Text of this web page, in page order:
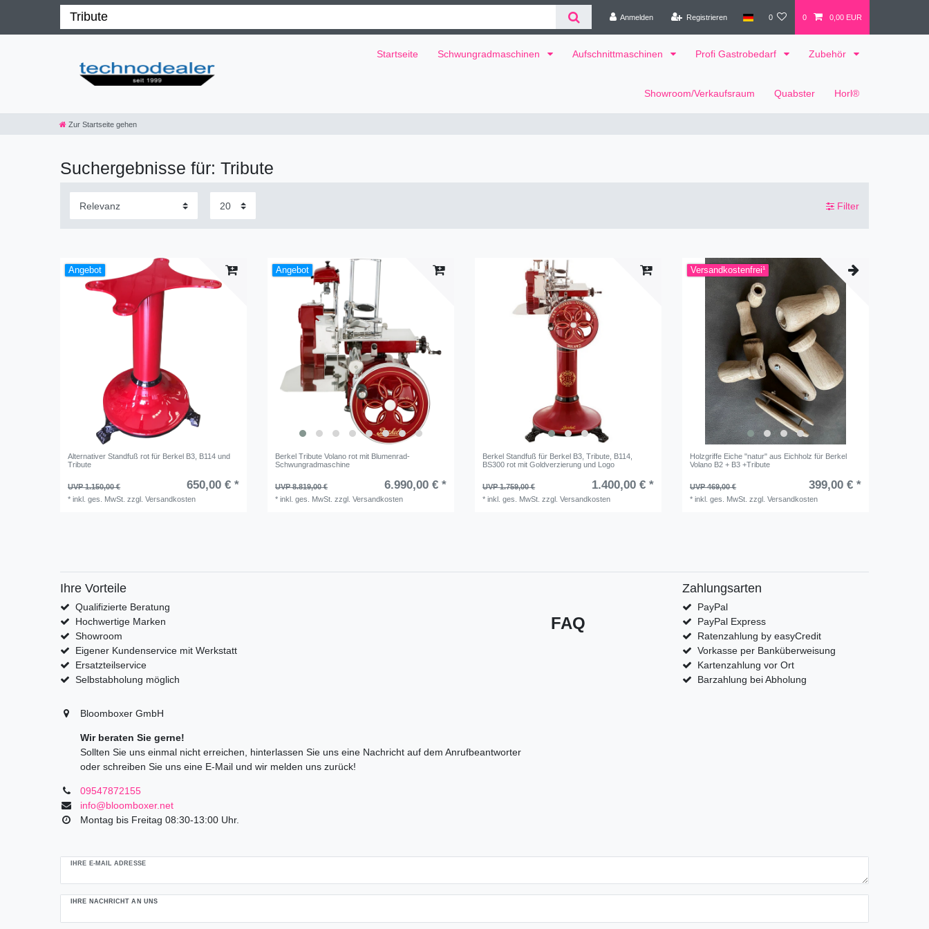
Anmelden Registrieren 0 0 0,00 EUR
Startseite Schwungradmaschinen Aufschnittmaschinen Profi Gastrobedarf Zubehör
Showroom/Verkaufsraum Quabster Horl®
Zur Startseite gehen
Suchergebnisse für: Tribute
Filter
Angebot
Alternativer Standfuß rot für Berkel B3, B114 und
Tribute
UVP 1.150,00 € 650,00 € *
*inkl. ges. MwSt. zzgl.Versandkosten
Angebot
Berkel Tribute Volano rot mit Blumenrad-
Schwungradmaschine
UVP 8.819,00 € 6.990,00 € *
*inkl. ges. MwSt. zzgl.Versandkosten
Berkel Standfuß für Berkel B3, Tribute, B114,
BS300 rot mit Goldverzierung und Logo
UVP 1.759,00 € 1.400,00 € *
*inkl. ges. MwSt. zzgl.Versandkosten
Versandkostenfrei¹
Holzgriffe Eiche "natur" aus Eichholz für Berkel
Volano B2 + B3 +Tribute
UVP 469,00 € 399,00 € *
*inkl. ges. MwSt. zzgl.Versandkosten
Ihre Vorteile
Qualifizierte Beratung
Hochwertige Marken
Showroom
Eigener Kundenservice mit Werkstatt
Ersatzteilservice
Selbstabholung möglich
FAQ
Zahlungsarten
PayPal
PayPal Express
Ratenzahlung by easyCredit
Vorkasse per Banküberweisung
Kartenzahlung vor Ort
Barzahlung bei Abholung
Bloomboxer GmbH
Wir beraten Sie gerne!
Sollten Sie uns einmal nicht erreichen, hinterlassen Sie uns eine Nachricht auf dem Anrufbeantworter
oder schreiben Sie uns eine E-Mail und wir melden uns zurück!
09547872155
info@bloomboxer.net
Montag bis Freitag 08:30-13:00 Uhr.
IHRE E-MAIL ADRESSE
IHRE NACHRICHT AN UNS
Ceres::Template.mailFormHoneypotLabel